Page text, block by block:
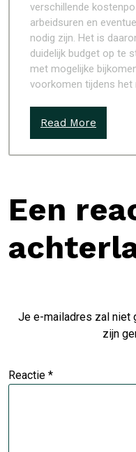
verschillende
arbeidsuren en
nodig zijn. Het is
duidelijk budget op te
met mogelijke
voorkomen tijdens het
Read More
Een
Je e-mailadres zal niet
zijn
Reactie *